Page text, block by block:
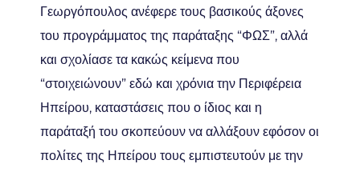
Γεωργόπουλος ανέφερε τους βασικούς άξονες
του προγράμματος της παράταξης “ΦΩΣ”, αλλά
και σχολίασε τα κακώς κείμενα που
“στοιχειώνουν” εδώ και χρόνια την Περιφέρεια
Ηπείρου, καταστάσεις που ο ίδιος και η
παράταξή του σκοπεύουν να αλλάξουν εφόσον οι
πολίτες της Ηπείρου τους εμπιστευτούν με την